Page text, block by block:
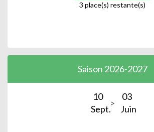
3 place(s) restante(s)
Saison 2026-2027
10
Sept.
03
Juin